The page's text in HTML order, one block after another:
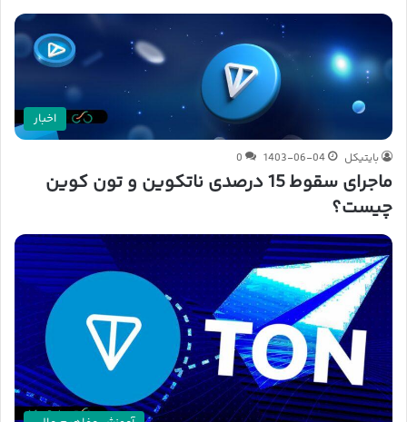
اخبار
بایتیکل 1403-06-04
0
ماجرای سقوط 15 درصدی ناتکوین و تون کوین
چیست؟